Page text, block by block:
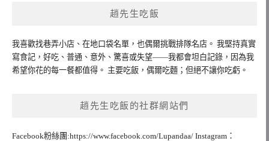
趙先生吃飯
我喜歡找巷弄小店、在地口袋名單，也偶爾挑戰排隊名店。 我堅持真實
寫食記，好吃、普通、意外、驚喜或失望——我都會坦白記錄，因為我
希望你花的每一餐都值得。 主要吃飯，偶爾吃麵；但絕不讓你吃虧。
趙先生吃飯的社群網站們
Facebook粉絲團:https://www.facebook.com/Lupandaa/ Instagram：